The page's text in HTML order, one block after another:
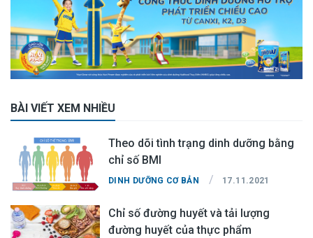
BÀI VIẾT XEM NHIỀU
Theo dõi tình trạng dinh dưỡng bằng
chỉ số BMI
DINH DƯỠNG CƠ BẢN / 17.11.2021
Chỉ số đường huyết và tải lượng
đường huyết của thực phẩm